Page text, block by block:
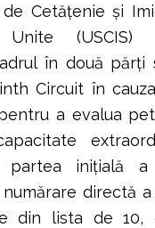
Cetățenie și
(USCIS)
în două părți
Circuit în cauza
a evalua
inițială a
directă
din lista de 10,